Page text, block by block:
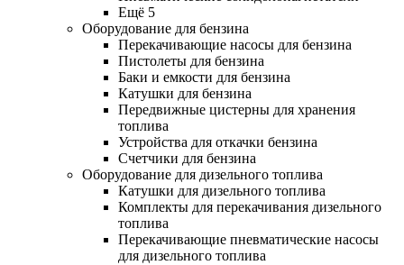
Ещё 5
Оборудование для бензина
Перекачивающие насосы для бензина
Пистолеты для бензина
Баки и емкости для бензина
Катушки для бензина
Передвижные цистерны для хранения
топлива
Устройства для откачки бензина
Счетчики для бензина
Оборудование для дизельного топлива
Катушки для дизельного топлива
Комплекты для перекачивания дизельного
топлива
Перекачивающие пневматические насосы
для дизельного топлива